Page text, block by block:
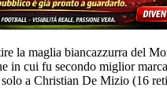
la maglia biancazzurra del
in cui fu secondo miglior
a Christian De Mizio (16